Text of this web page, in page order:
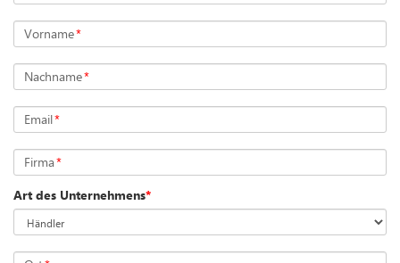
Vorname*
Nachname*
Email*
Firma*
Art des Unternehmens*